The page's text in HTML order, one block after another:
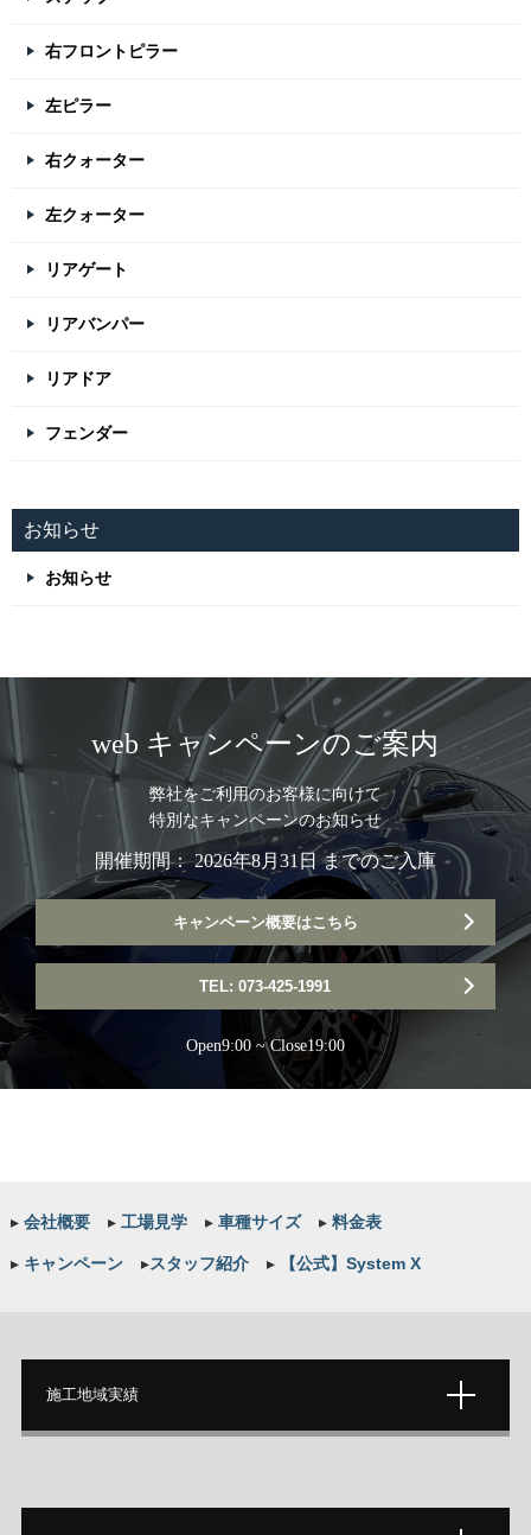
右フロントピラー
左ピラー
右クォーター
左クォーター
リアゲート
リアバンパー
リアドア
フェンダー
お知らせ
お知らせ
web キャンペーンのご案内
弊社をご利用のお客様に向けて
特別なキャンペーンのお知らせ
開催期間： 2026年8月31日 までのご入庫
キャンペーン概要はこちら
TEL: 073-425-1991
Open9:00 ~ Close19:00
▸会社概要 ▸工場見学 ▸車種サイズ ▸料金表
▸キャンペーン ▸スタッフ紹介 ▸【公式】System X
施工地域実績